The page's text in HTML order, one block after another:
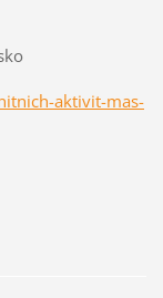
aktivit-mas-